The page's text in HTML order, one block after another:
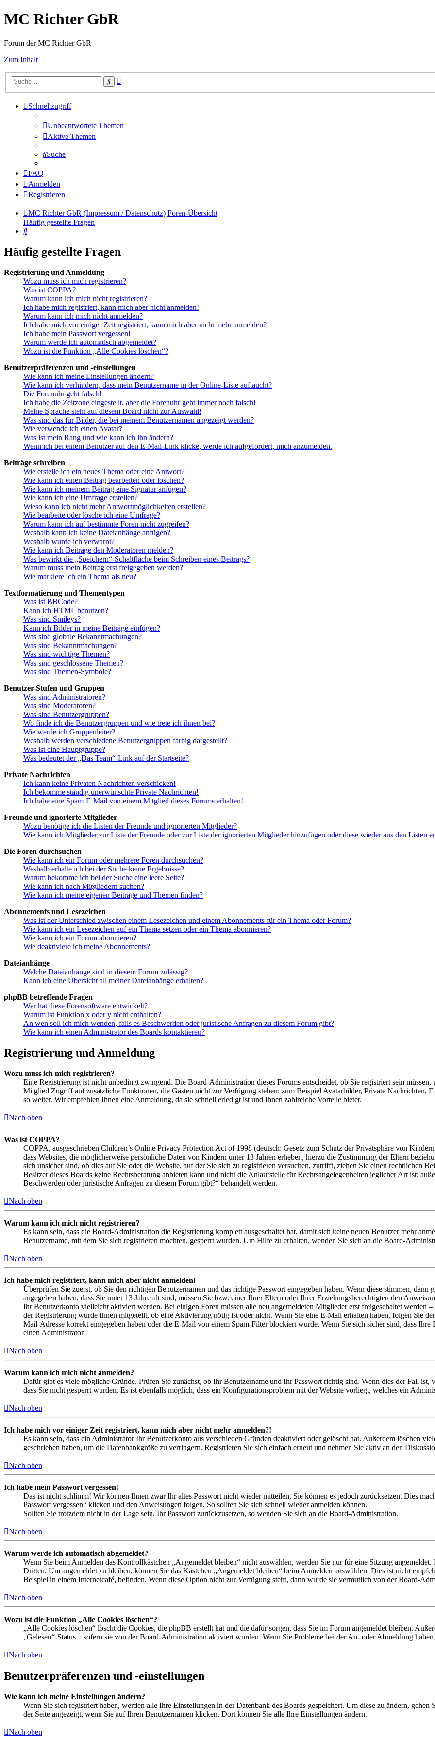
MC Richter GbR
Forum der MC Richter GbR
Zum Inhalt
Suche
Schnellzugriff
Unbeantwortete Themen
Aktive Themen
Suche
FAQ
Anmelden
Registrieren
MC Richter GbR (Impressum / Datenschutz) Foren-Übersicht
Häufig gestellte Fragen
Suche
Häufig gestellte Fragen
Registrierung und Anmeldung
Wozu muss ich mich registrieren?
Was ist COPPA?
Warum kann ich mich nicht registrieren?
Ich habe mich registriert, kann mich aber nicht anmelden!
Warum kann ich mich nicht anmelden?
Ich habe mich vor einiger Zeit registriert, kann mich aber nicht mehr anmelden?!
Ich habe mein Passwort vergessen!
Warum werde ich automatisch abgemeldet?
Wozu ist die Funktion „Alle Cookies löschen“?
Benutzerpräferenzen und -einstellungen
Wie kann ich meine Einstellungen ändern?
Wie kann ich verhindern, dass mein Benutzername in der Online-Liste auftaucht?
Die Forenuhr geht falsch!
Ich habe die Zeitzone eingestellt, aber die Forenuhr geht immer noch falsch!
Meine Sprache steht auf diesem Board nicht zur Auswahl!
Was sind das für Bilder, die bei meinem Benutzernamen angezeigt werden?
Wie verwende ich einen Avatar?
Was ist mein Rang und wie kann ich ihn ändern?
Wenn ich bei einem Benutzer auf den E-Mail-Link klicke, werde ich aufgefordert, mich anzumelden.
Beiträge schreiben
Wie erstelle ich ein neues Thema oder eine Antwort?
Wie kann ich einen Beitrag bearbeiten oder löschen?
Wie kann ich meinem Beitrag eine Signatur anfügen?
Wie kann ich eine Umfrage erstellen?
Wieso kann ich nicht mehr Antwortmöglichkeiten erstellen?
Wie bearbeite oder lösche ich eine Umfrage?
Warum kann ich auf bestimmte Foren nicht zugreifen?
Weshalb kann ich keine Dateianhänge anfügen?
Weshalb wurde ich verwarnt?
Wie kann ich Beiträge den Moderatoren melden?
Was bewirkt die „Speichern“-Schaltfläche beim Schreiben eines Beitrags?
Warum muss mein Beitrag erst freigegeben werden?
Wie markiere ich ein Thema als neu?
Textformatierung und Thementypen
Was ist BBCode?
Kann ich HTML benutzen?
Was sind Smileys?
Kann ich Bilder in meine Beiträge einfügen?
Was sind globale Bekanntmachungen?
Was sind Bekanntmachungen?
Was sind wichtige Themen?
Was sind geschlossene Themen?
Was sind Themen-Symbole?
Benutzer-Stufen und Gruppen
Was sind Administratoren?
Was sind Moderatoren?
Was sind Benutzergruppen?
Wo finde ich die Benutzergruppen und wie trete ich ihnen bei?
Wie werde ich Gruppenleiter?
Weshalb werden verschiedene Benutzergruppen farbig dargestellt?
Was ist eine Hauptgruppe?
Was bedeutet der „Das Team“-Link auf der Startseite?
Private Nachrichten
Ich kann keine Privaten Nachrichten verschicken!
Ich bekomme ständig unerwünschte Private Nachrichten!
Ich habe eine Spam-E-Mail von einem Mitglied dieses Forums erhalten!
Freunde und ignorierte Mitglieder
Wozu benötige ich die Listen der Freunde und ignorierten Mitglieder?
Wie kann ich Mitglieder zur Liste der Freunde oder zur Liste der ignorierten Mitglieder hinzufügen oder diese wieder aus den Listen
Die Foren durchsuchen
Wie kann ich ein Forum oder mehrere Foren durchsuchen?
Weshalb erhalte ich bei der Suche keine Ergebnisse?
Warum bekomme ich bei der Suche eine leere Seite?
Wie kann ich nach Mitgliedern suchen?
Wie kann ich meine eigenen Beiträge und Themen finden?
Abonnements und Lesezeichen
Was ist der Unterschied zwischen einem Lesezeichen und einem Abonnements für ein Thema oder Forum?
Wie kann ich ein Lesezeichen auf ein Thema setzen oder ein Thema abonnieren?
Wie kann ich ein Forum abonnieren?
Wie deaktiviere ich meine Abonnements?
Dateianhänge
Welche Dateianhänge sind in diesem Forum zulässig?
Kann ich eine Übersicht all meiner Dateianhänge erhalten?
phpBB betreffende Fragen
Wer hat diese Forensoftware entwickelt?
Warum ist Funktion x oder y nicht enthalten?
An wen soll ich mich wenden, falls es Beschwerden oder juristische Anfragen zu diesem Forum gibt?
Wie kann ich einen Administrator des Boards kontaktieren?
Registrierung und Anmeldung
Wozu muss ich mich registrieren?
Eine Registrierung ist nicht unbedingt zwingend. Die Board-Administration dieses Forums entscheidet, ob Sie registriert sein
Mitglied Zugriff auf zusätzliche Funktionen, die Gästen nicht zur Verfügung stehen: zum Beispiel Avatarbilder, Private Nachrichten,
so weiter. Wir empfehlen Ihnen eine Anmeldung, da sie schnell erledigt ist und Ihnen zahlreiche Vorteile bietet.
Nach oben
Was ist COPPA?
COPPA, ausgeschrieben Children’s Online Privacy Protection Act of 1998 (deutsch: Gesetz zum Schutz der Privatsphäre von
dass Websites, die möglicherweise persönliche Daten von Kindern unter 13 Jahren erheben, hierzu die Zustimmung der Eltern
sich unsicher sind, ob dies auf Sie oder die Website, auf der Sie sich zu registrieren versuchen, zutrifft, ziehen Sie einen rechtlichen
Besitzer dieses Boards keine Rechtsberatung anbieten kann und nicht die Anlaufstelle für Rechtsangelegenheiten jeglicher Art ist;
Beschwerden oder juristische Anfragen zu diesem Forum gibt?“ behandelt werden.
Nach oben
Warum kann ich mich nicht registrieren?
Es kann sein, dass die Board-Administration die Registrierung komplett ausgeschaltet hat, damit sich keine neuen Benutzer mehr
Benutzername, mit dem Sie sich registrieren möchten, gesperrt wurden. Um Hilfe zu erhalten, wenden Sie sich an die Board-
Nach oben
Ich habe mich registriert, kann mich aber nicht anmelden!
Überprüfen Sie zuerst, ob Sie den richtigen Benutzernamen und das richtige Passwort eingegeben haben. Wenn diese stimmen, dann
angegeben haben, dass Sie unter 13 Jahre alt sind, müssen Sie bzw. einer Ihrer Eltern oder Ihrer Erziehungsberechtigten den
Ihr Benutzerkonto vielleicht aktiviert werden. Bei einigen Foren müssen alle neu angemeldeten Mitglieder erst freigeschaltet werden
der Registrierung wurde Ihnen mitgeteilt, ob eine Aktivierung nötig ist oder nicht. Wenn Sie eine E-Mail erhalten haben, folgen Sie
Mail-Adresse korrekt eingegeben haben oder die E-Mail von einem Spam-Filter blockiert wurde. Wenn Sie sich sicher sind, dass
einen Administrator.
Nach oben
Warum kann ich mich nicht anmelden?
Dafür gibt es viele mögliche Gründe. Prüfen Sie zunächst, ob Ihr Benutzername und Ihr Passwort richtig sind. Wenn dies der Fall ist,
dass Sie nicht gesperrt wurden. Es ist ebenfalls möglich, dass ein Konfigurationsproblem mit der Website vorliegt, welches ein
Nach oben
Ich habe mich vor einiger Zeit registriert, kann mich aber nicht mehr anmelden?!
Es kann sein, dass ein Administrator Ihr Benutzerkonto aus verschieden Gründen deaktiviert oder gelöscht hat. Außerdem löschen
geschrieben haben, um die Datenbankgröße zu verringern. Registrieren Sie sich einfach erneut und nehmen Sie aktiv an den
Nach oben
Ich habe mein Passwort vergessen!
Das ist nicht schlimm! Wir können Ihnen zwar Ihr altes Passwort nicht wieder mitteilen, Sie können es jedoch zurücksetzen. Dies
Passwort vergessen“ klicken und den Anweisungen folgen. So sollten Sie sich schnell wieder anmelden können.
Sollten Sie trotzdem nicht in der Lage sein, Ihr Passwort zurückzusetzen, so wenden Sie sich an die Board-Administration.
Nach oben
Warum werde ich automatisch abgemeldet?
Wenn Sie beim Anmelden das Kontrollkästchen „Angemeldet bleiben“ nicht auswählen, werden Sie nur für eine Sitzung
Dritten. Um angemeldet zu bleiben, können Sie das Kästchen „Angemeldet bleiben“ beim Anmelden auswählen. Dies ist nicht
Beispiel in einem Internetcafé, befinden. Wenn diese Option nicht zur Verfügung steht, dann wurde sie vermutlich von der Board-
Nach oben
Wozu ist die Funktion „Alle Cookies löschen“?
„Alle Cookies löschen“ löscht die Cookies, die phpBB erstellt hat und die dafür sorgen, dass Sie im Forum angemeldet bleiben.
„Gelesen“-Status – sofern sie von der Board-Administration aktiviert wurden. Wenn Sie Probleme bei der An- oder Abmeldung
Nach oben
Benutzerpräferenzen und -einstellungen
Wie kann ich meine Einstellungen ändern?
Wenn Sie sich registriert haben, werden alle Ihre Einstellungen in der Datenbank des Boards gespeichert. Um diese zu ändern,
der Seite angezeigt, wenn Sie auf Ihren Benutzernamen klicken. Dort können Sie alle Ihre Einstellungen ändern.
Nach oben